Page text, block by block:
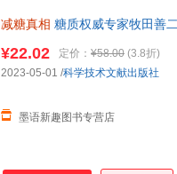
减糖真相 糖质权威专家牧田善
于定价严者慎拍
¥22.02 定价： ¥58.00 (3.8折)
墨语新趣图书专营店
2023-05-01 /科学技术文献出版社